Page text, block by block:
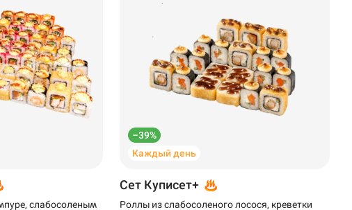
слабосоленым
–39%
Каждый день
Сет Куписет+
Роллы из слабосоленого лосося, креветки